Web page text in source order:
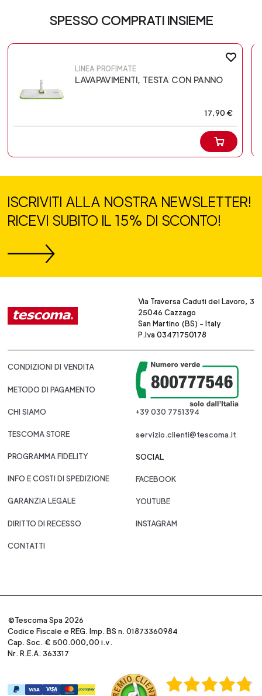
SPESSO COMPRATI INSIEME
LINEA PROFIMATE
LAVAPAVIMENTI, TESTA CON PANNO
17,90 €
ISCRIVITI ALLA NOSTRA NEWSLETTER!
RICEVI SUBITO IL 15% DI SCONTO!
Via Traversa Caduti del Lavoro, 3
25046 Cazzago
San Martino (BS) - Italy
P.Iva 03471750178
CONDIZIONI DI VENDITA
METODO DI PAGAMENTO
CHI SIAMO
TESCOMA STORE
PROGRAMMA FIDELITY
INFO E COSTI DI SPEDIZIONE
GARANZIA LEGALE
DIRITTO DI RECESSO
CONTATTI
+39 030 7751394
servizio.clienti@tescoma.it
SOCIAL
FACEBOOK
YOUTUBE
INSTAGRAM
©Tescoma Spa 2026
Codice Fiscale e REG. Imp. BS n. 01873360984
Cap. Soc. € 500.000,00 i.v.
Nr. R.E.A. 363317